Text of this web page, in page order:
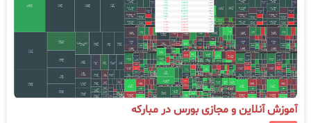
آموزش آنلاین و مجازی بورس در مبارکه